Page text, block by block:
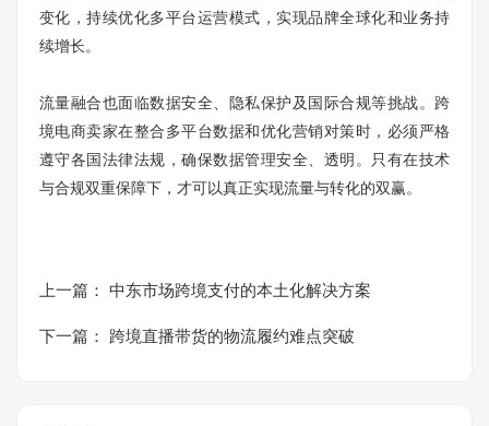
变化，持续优化多平台运营模式，实现品牌全球化和业务持
续增长。
流量融合也面临数据安全、隐私保护及国际合规等挑战。跨
境电商卖家在整合多平台数据和优化营销对策时，必须严格
遵守各国法律法规，确保数据管理安全、透明。只有在技术
与合规双重保障下，才可以真正实现流量与转化的双赢。
上一篇： 中东市场跨境支付的本土化解决方案
下一篇： 跨境直播带货的物流履约难点突破